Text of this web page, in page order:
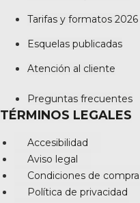
Tarifas y formatos 2026
Esquelas publicadas
Atención al cliente
Preguntas frecuentes
TÉRMINOS LEGALES
Accesibilidad
Aviso legal
Condiciones de compra
Política de privacidad